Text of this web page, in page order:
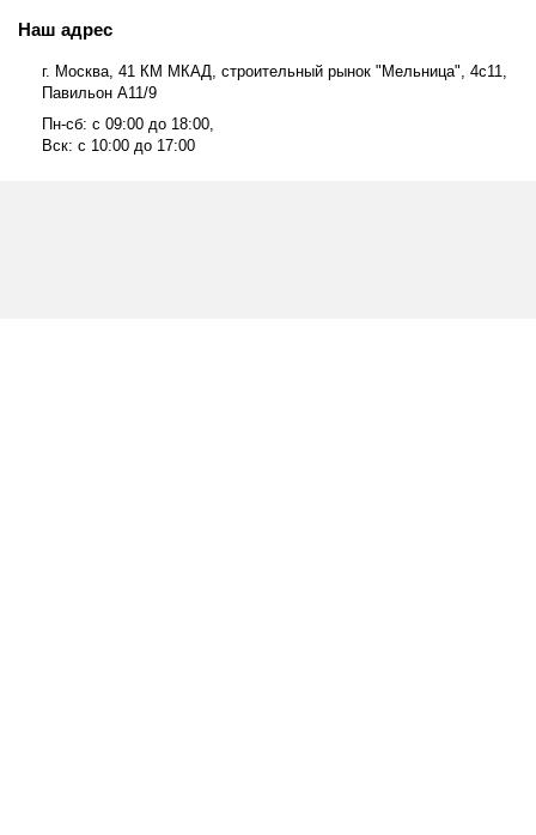
Наш адрес
г. Москва, 41 КМ МКАД, строительный рынок "Мельница", 4с11,
Павильон А11/9
Пн-сб: с 09:00 до 18:00,
Вск: с 10:00 до 17:00